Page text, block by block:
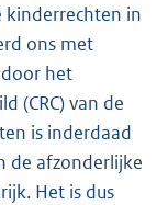
kinderrechten in
ons met
het
(CRC) van de
is inderdaad
de afzonderlijke
Het is dus